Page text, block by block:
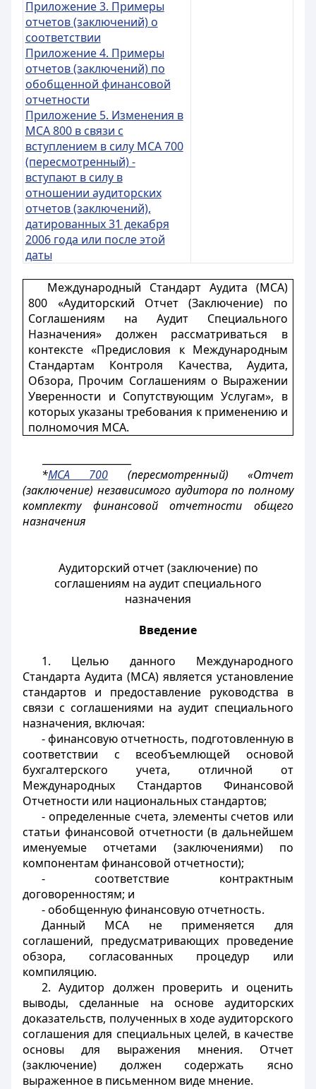
Приложение 3. Примеры
отчетов (заключений) о
соответствии
Приложение 4. Примеры
отчетов (заключений) по
обобщенной финансовой
отчетности
Приложение 5. Изменения в
МСА 800 в связи с
вступлением в силу МСА 700
(пересмотренный) -
вступают в силу в
отношении аудиторских
отчетов (заключений),
датированных 31 декабря
2006 года или после этой
даты
Международный Стандарт Аудита (МСА)
800 «Аудиторский Отчет (Заключение) по
Соглашениям на Аудит Специального
Назначения» должен рассматриваться в
контексте «Предисловия к Международным
Стандартам Контроля Качества, Аудита,
Обзора, Прочим Соглашениям о Выражении
Уверенности и Сопутствующим Услугам», в
которых указаны требования к применению и
полномочия МСА.
*МСА 700 (пересмотренный) «Отчет
(заключение) независимого аудитора по полному
комплекту финансовой отчетности общего
назначения
Аудиторский отчет (заключение) по
соглашениям на аудит специального
назначения
Введение
1. Целью данного Международного
Стандарта Аудита (МСА) является установление
стандартов и предоставление руководства в
связи с соглашениями на аудит специального
назначения, включая:
- финансовую отчетность, подготовленную в
соответствии с всеобъемлющей основой
бухгалтерского учета, отличной от
Международных Стандартов Финансовой
Отчетности или национальных стандартов;
- определенные счета, элементы счетов или
статьи финансовой отчетности (в дальнейшем
именуемые отчетами (заключениями) по
компонентам финансовой отчетности);
- соответствие контрактным
договоренностям; и
- обобщенную финансовую отчетность.
Данный МСА не применяется для
соглашений, предусматривающих проведение
обзора, согласованных процедур или
компиляцию.
2. Аудитор должен проверить и оценить
выводы, сделанные на основе аудиторских
доказательств, полученных в ходе аудиторского
соглашения для специальных целей, в качестве
основы для выражения мнения. Отчет
(заключение) должен содержать ясно
выраженное в письменном виде мнение.